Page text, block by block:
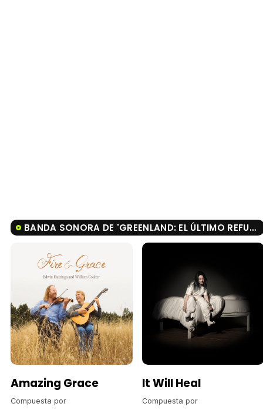
BANDA SONORA DE 'GREENLAND: EL ÚLTIMO REFUGIO'
Amazing Grace
Compuesta por
It Will Heal
Compuesta por